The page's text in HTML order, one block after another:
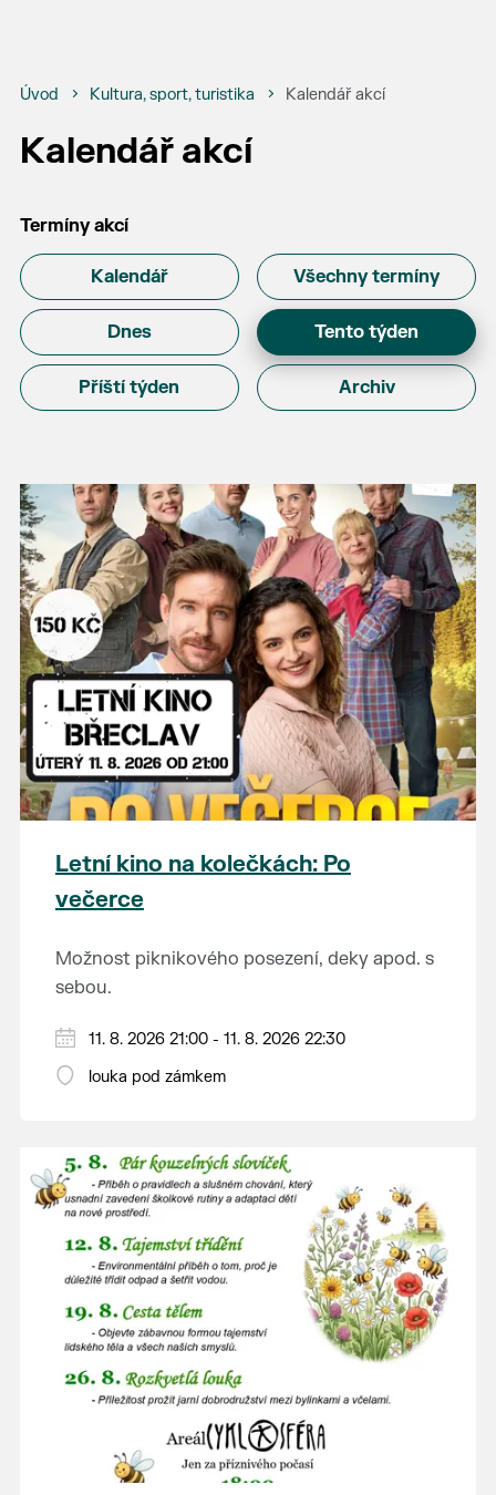
Úvod Kultura, sport, turistika Kalendář akcí
Kalendář akcí
Termíny akcí
Kalendář Všechny termíny
Dnes Tento týden
Příští týden Archiv
Letní kino na kolečkách: Po
večerce
Možnost piknikového posezení, deky apod. s
sebou.
V případě nepřízně počasí se promítání ruší.
Kino otevřeno hodinu před promítáním,
11. 8. 2026 21:00 - 11. 8. 2026 22:30
louka pod zámkem